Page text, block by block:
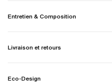
Entretien & Composition
Livraison et retours
Eco-Design